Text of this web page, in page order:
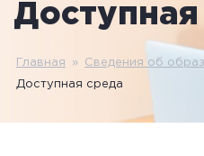
Доступная
Главная » Сведения об
Доступная среда